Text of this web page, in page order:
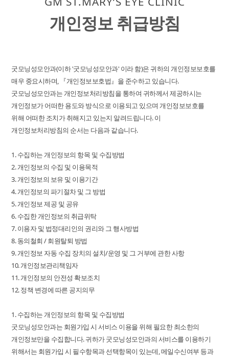
개인정보 취급방침
굿모닝성모안과(이하 '굿모닝성모안과' 이라 함)은 귀하의 개인정보보호를
매우 중요시하며, 『개인정보보호법』을 준수하고 있습니다.
굿모닝성모안과는 개인정보처리방침을 통하여 귀하께서 제공하시는
개인정보가 어떠한 용도와 방식으로 이용되고 있으며 개인정보보호를
위해 어떠한 조치가 취해지고 있는지 알려드립니다. 이
개인정보처리방침의 순서는 다음과 같습니다.
1. 수집하는 개인정보의 항목 및 수집방법
2. 개인정보의 수집 및 이용목적
3. 개인정보의 보유 및 이용기간
4. 개인정보의 파기절차 및 그 방법
5. 개인정보 제공 및 공유
6. 수집한 개인정보의 취급위탁
7. 이용자 및 법정대리인의 권리와 그 행사방법
8. 동의철회 / 회원탈퇴 방법
9. 개인정보 자동 수집 장치의 설치/운영 및 그 거부에 관한 사항
10. 개인정보관리책임자
11. 개인정보의 안전성 확보조치
12. 정책 변경에 따른 공지의무
1. 수집하는 개인정보의 항목 및 수집방법
굿모닝성모안과는 회원가입 시 서비스 이용을 위해 필요한 최소한의
개인정보만을 수집합니다. 귀하가 굿모닝성모안과의 서비스를 이용하기
위해서는 회원가입 시 필수항목과 선택항목이 있는데, 메일수신여부 등과